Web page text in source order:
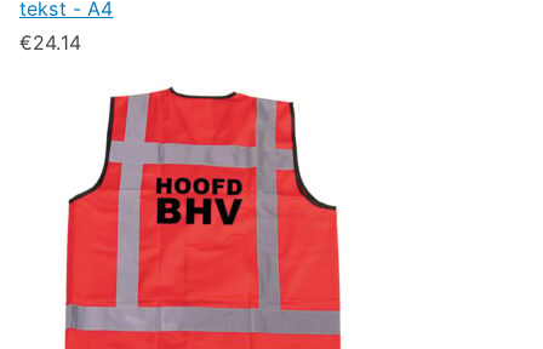
tekst - A4
€24.14